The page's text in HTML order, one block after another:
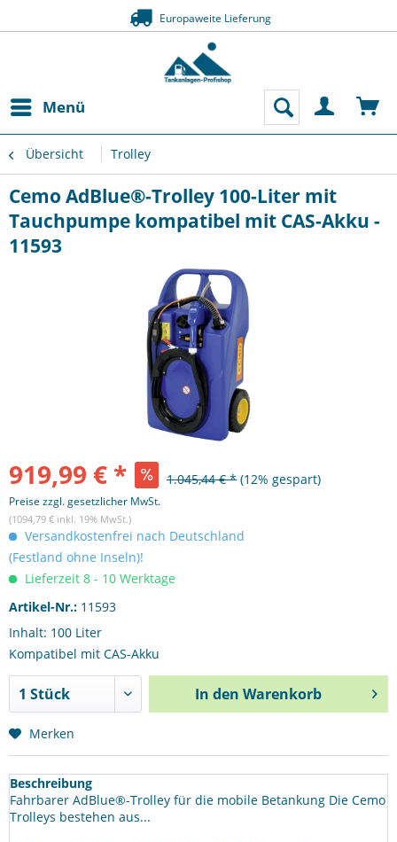
Europaweite Lieferung
Menü
Übersicht Trolley
Cemo AdBlue®-Trolley 100-Liter mit
Tauchpumpe kompatibel mit CAS-Akku -
11593
919,99 € * 1.045,44 € * (12% gespart)
Preise zzgl. gesetzlicher MwSt.
(1094,79 € inkl. 19% MwSt.)
Versandkostenfrei nach Deutschland
(Festland ohne Inseln)!
Lieferzeit 8 - 10 Werktage
Artikel-Nr.: 11593
Inhalt: 100 Liter
Kompatibel mit CAS-Akku
In den Warenkorb
Merken
Beschreibung
Fahrbarer AdBlue®-Trolley für die mobile Betankung Die Cemo
Trolleys bestehen aus...